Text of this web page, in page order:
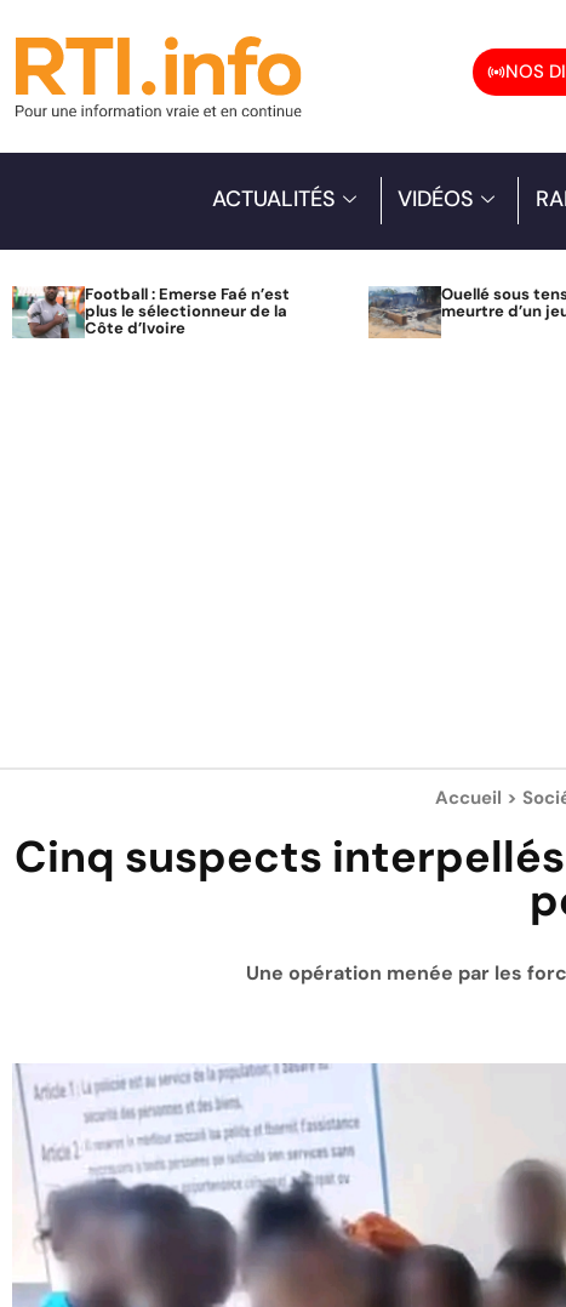
NOS
ACTUALITÉS VIDÉOS
Football : Emerse Faé n’est
plus le sélectionneur de la
Côte d’Ivoire
Ouellé sous
meurtre d’un
Accueil >
Cinq suspects
Une opération menée par les